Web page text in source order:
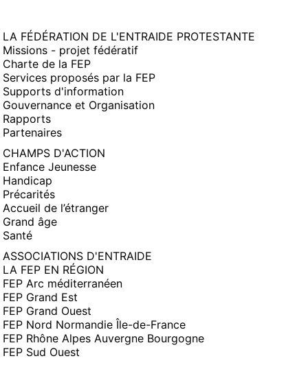
LA FÉDÉRATION DE L'ENTRAIDE PROTESTANTE
Missions - projet fédératif
Charte de la FEP
Services proposés par la FEP
Supports d'information
Gouvernance et Organisation
Rapports
Partenaires
CHAMPS D'ACTION
Enfance Jeunesse
Handicap
Précarités
Accueil de l’étranger
Grand âge
Santé
ASSOCIATIONS D'ENTRAIDE
LA FEP EN RÉGION
FEP Arc méditerranéen
FEP Grand Est
FEP Grand Ouest
FEP Nord Normandie Île-de-France
FEP Rhône Alpes Auvergne Bourgogne
FEP Sud Ouest